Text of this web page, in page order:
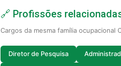
🔗 Profissões
Cargos da mesma família ocupacional
Diretor de Pesquisa